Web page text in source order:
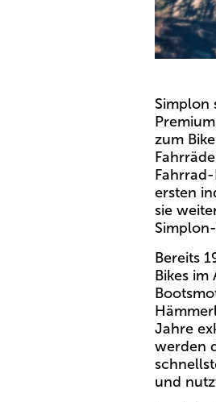
Simplon
zum
ersten
sie
Bereits
Bikes
Jahre
werden
und